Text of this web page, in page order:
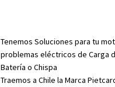
Tenemos Soluciones para tu
problemas eléctricos de Carga
Batería o Chispa
Traemos a Chile la Marca